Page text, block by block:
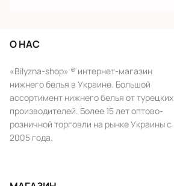
О НАС
«Bilyzna-shop» ® интернет-магазин
нижнего белья в Украине. Большой
ассортимент нижнего белья от турецких
производителей. Более 15 лет оптово-
розничной торговли на рынке Украины с
2005 года.